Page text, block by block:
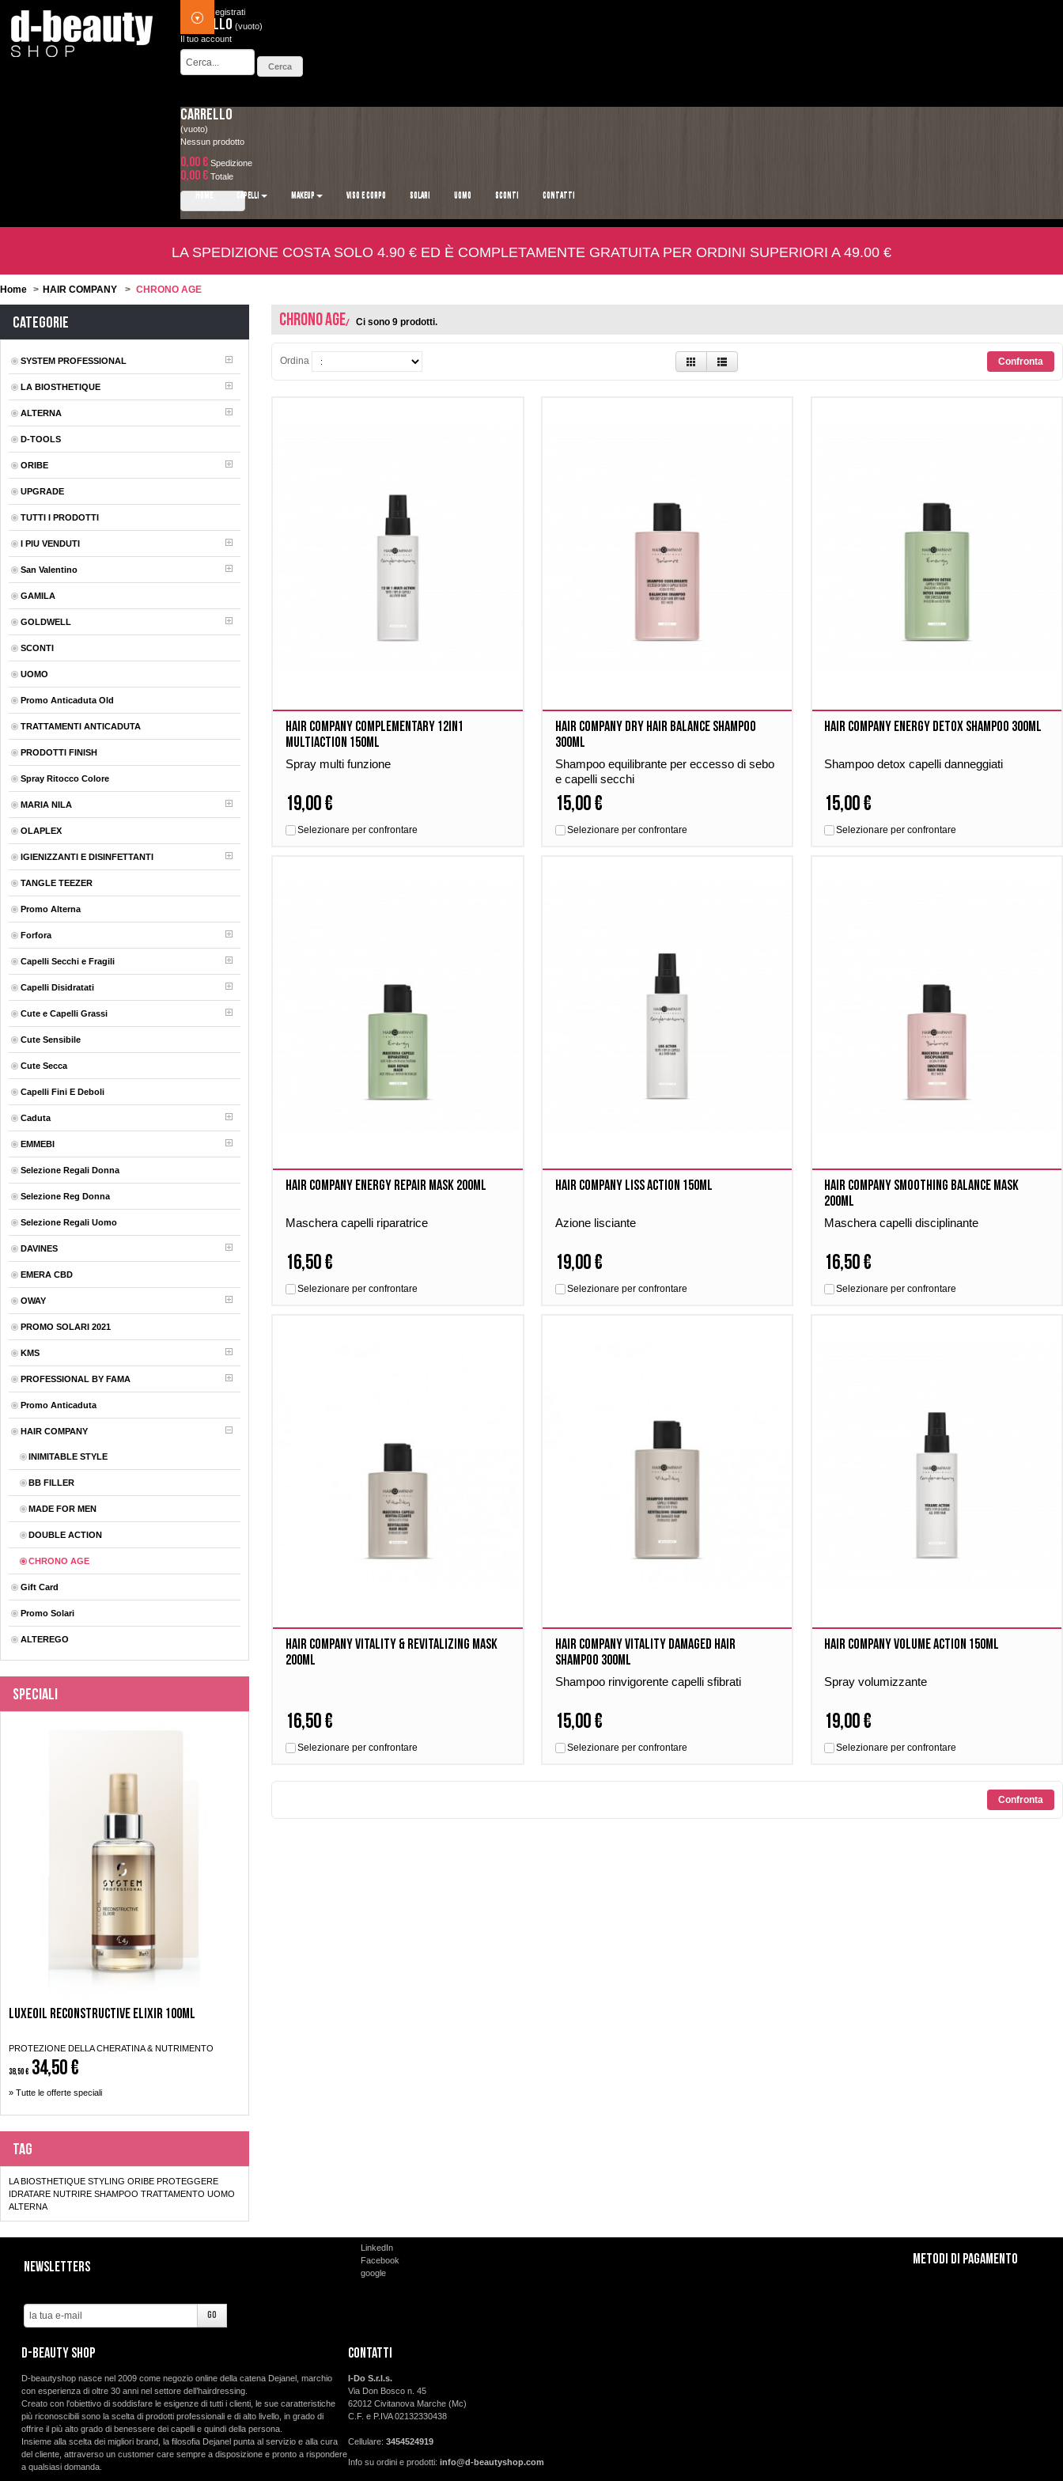
Accedi Registrati
Carrello (vuoto)
Il tuo account
Carrello
(vuoto)
Nessun prodotto
0,00 € Spedizione
0,00 € Totale
HOME CAPELLI MAKEUP VISO E CORPO SOLARI UOMO SCONTI CONTATTI
LA SPEDIZIONE COSTA SOLO 4.90 € ED È COMPLETAMENTE GRATUITA PER ORDINI SUPERIORI A 49.00 €
Home > HAIR COMPANY > CHRONO AGE
Categorie
SYSTEM PROFESSIONAL
LA BIOSTHETIQUE
ALTERNA
D-TOOLS
ORIBE
UPGRADE
TUTTI I PRODOTTI
I PIU VENDUTI
San Valentino
GAMILA
GOLDWELL
SCONTI
UOMO
Promo Anticaduta Old
TRATTAMENTI ANTICADUTA
PRODOTTI FINISH
Spray Ritocco Colore
MARIA NILA
OLAPLEX
IGIENIZZANTI E DISINFETTANTI
TANGLE TEEZER
Promo Alterna
Forfora
Capelli Secchi e Fragili
Capelli Disidratati
Cute e Capelli Grassi
Cute Sensibile
Cute Secca
Capelli Fini E Deboli
Caduta
EMMEBI
Selezione Regali Donna
Selezione Reg Donna
Selezione Regali Uomo
DAVINES
EMERA CBD
OWAY
PROMO SOLARI 2021
KMS
PROFESSIONAL BY FAMA
Promo Anticaduta
HAIR COMPANY
INIMITABLE STYLE
BB FILLER
MADE FOR MEN
DOUBLE ACTION
CHRONO AGE
Gift Card
Promo Solari
ALTEREGO
Speciali
LuxeOil Reconstructive Elixir 100ml
PROTEZIONE DELLA CHERATINA & NUTRIMENTO
38,50 € 34,50 €
» Tutte le offerte speciali
Tag
LA BIOSTHETIQUE STYLING ORIBE PROTEGGERE
IDRATARE NUTRIRE SHAMPOO TRATTAMENTO UOMO
ALTERNA
CHRONO AGE Ci sono 9 prodotti.
Ordina
Hair company Complementary 12in1
multiaction 150ml
Spray multi funzione
19,00 €
Selezionare per confrontare
Hair company Dry hair balance shampoo
300ml
Shampoo equilibrante per eccesso di sebo
e capelli secchi
15,00 €
Selezionare per confrontare
Hair company Energy detox shampoo 300ml
Shampoo detox capelli danneggiati
15,00 €
Selezionare per confrontare
Hair company Energy repair mask 200ml
Maschera capelli riparatrice
16,50 €
Selezionare per confrontare
Hair company Liss action 150ml
Azione lisciante
19,00 €
Selezionare per confrontare
Hair company Smoothing balance Mask
200ml
Maschera capelli disciplinante
16,50 €
Selezionare per confrontare
Hair company Vitality & Revitalizing Mask
200ml
16,50 €
Selezionare per confrontare
Hair company Vitality damaged hair
shampoo 300ml
Shampoo rinvigorente capelli sfibrati
15,00 €
Selezionare per confrontare
Hair company Volume action 150ml
Spray volumizzante
19,00 €
Selezionare per confrontare
Newsletters
LinkedIn
Facebook
google
Metodi di Pagamento
d-beauty shop
D-beautyshop nasce nel 2009 come negozio online della catena Dejanel, marchio
con esperienza di oltre 30 anni nel settore dell’hairdressing.
Creato con l'obiettivo di soddisfare le esigenze di tutti i clienti, le sue caratteristiche
più riconoscibili sono la scelta di prodotti professionali e di alto livello, in grado di
offrire il più alto grado di benessere dei capelli e quindi della persona.
Insieme alla scelta dei migliori brand, la filosofia Dejanel punta al servizio e alla cura
del cliente, attraverso un customer care sempre a disposizione e pronto a rispondere
a qualsiasi domanda.
Contatti
I-Do S.r.l.s.
Via Don Bosco n. 45
62012 Civitanova Marche (Mc)
C.F. e P.IVA 02132330438
Cellulare: 3454524919
Info su ordini e prodotti: info@d-beautyshop.com